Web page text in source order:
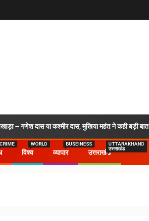
– गणेश दास या कश्मीर दास, मुखिया महंत ने कही बड़ी बात
CRIME
विश्व
WORLD
व्यापार
BUSEINESS
उत्तराखंड
UTTARAKHAND
उत्तराखंड